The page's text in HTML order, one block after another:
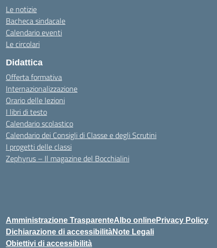
Le notizie
Bacheca sindacale
Calendario eventi
Le circolari
Didattica
Offerta formativa
Internazionalizzazione
Orario delle lezioni
I libri di testo
Calendario scolastico
Calendario dei Consigli di Classe e degli Scrutini
I progetti delle classi
Zephyrus – Il magazine del Bocchialini
Amministrazione TrasparenteAlbo onlinePrivacy Policy
Dichiarazione di accessibilitàNote Legali
Obiettivi di accessibilità